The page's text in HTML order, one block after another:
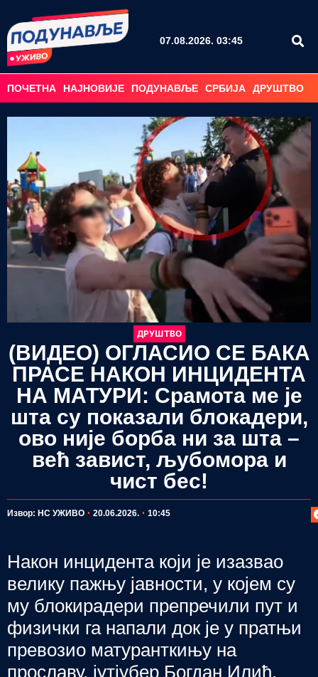
07.08.2026. 03:45
ПОЧЕТНА НАЈНОВИЈЕ ПОДУНАВЉЕ СРБИЈА ДРУШТВО
ДРУШТВО
(ВИДЕО) ОГЛАСИО СЕ БАКА
ПРАСЕ НАКОН ИНЦИДЕНТА
НА МАТУРИ: Срамота ме је
шта су показали блокадери,
ово није борба ни за шта –
већ завист, љубомора и
чист бес!
Извор: НС УЖИВО 20.06.2026. 10:45
Након инцидента који је изазвао
велику пажњу јавности, у којем су
му блокирадери препречили пут и
физички га напали док је у пратњи
превозио матуранткињу на
прославу, јутјубер Богдан Илић,